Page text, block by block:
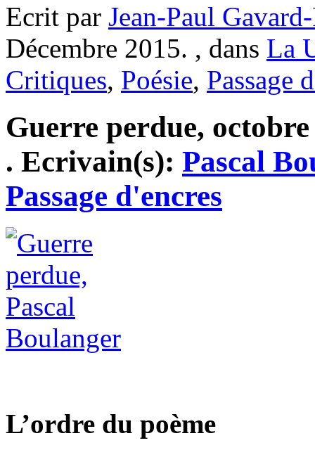
Ecrit par Jean-Paul
Décembre 2015. , dans La
Critiques, Poésie, Passage
Guerre perdue, octobre
. Ecrivain(s): Pascal
Passage d'encres
L’ordre du poème